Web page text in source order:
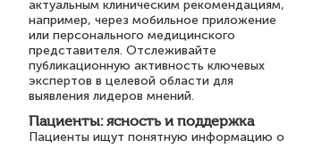
актуальным клиническим рекомендациям,
например, через мобильное приложение
или персонального медицинского
представителя. Отслеживайте
публикационную активность ключевых
экспертов в целевой области для
выявления лидеров мнений.
Пациенты: ясность и поддержка
Пациенты ищут понятную информацию о